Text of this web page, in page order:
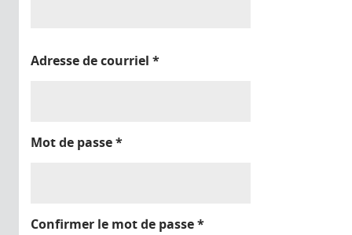
Adresse de courriel *
Mot de passe*
Confirmer le mot de passe*